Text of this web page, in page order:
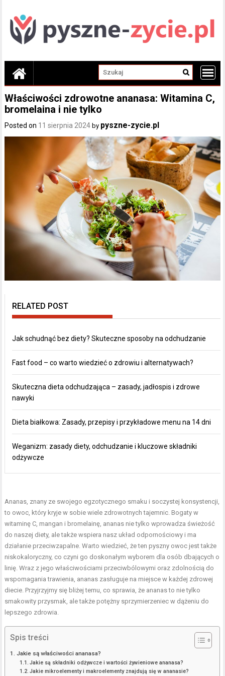
content
Właściwości zdrowotne ananasa: Witamina C,
bromelaina i nie tylko
Posted on 11 sierpnia 2024 by pyszne-zycie.pl
RELATED POST
Jak schudnąć bez diety? Skuteczne sposoby na odchudzanie
Fast food – co warto wiedzieć o zdrowiu i alternatywach?
Skuteczna dieta odchudzająca – zasady, jadłospis i zdrowe
nawyki
Dieta białkowa: Zasady, przepisy i przykładowe menu na 14 dni
Weganizm: zasady diety, odchudzanie i kluczowe składniki
odżywcze
Ananas, znany ze swojego egzotycznego smaku i soczystej konsystencji,
to owoc, który kryje w sobie wiele zdrowotnych tajemnic. Bogaty w
witaminę C, mangan i bromelainę, ananas nie tylko wprowadza świeżość
do naszej diety, ale także wspiera nasz układ odpornościowy i ma
działanie przeciwzapalne. Warto wiedzieć, że ten pyszny owoc jest także
niskokaloryczny, co czyni go doskonałym wyborem dla osób dbających o
linię. Wraz z jego właściwościami przeciwbólowymi oraz zdolnością do
wspomagania trawienia, ananas zasługuje na miejsce w każdej zdrowej
diecie. Przyjrzyjmy się bliżej temu, co sprawia, że ananas to nie tylko
smakowity przysmak, ale także potężny sprzymierzeniec w dążeniu do
lepszego zdrowia.
Spis treści
Jakie są właściwości ananasa?
Jakie są składniki odżywcze i wartości żywieniowe ananasa?
Jakie mikroelementy i makroelementy znajdują się w ananasie?